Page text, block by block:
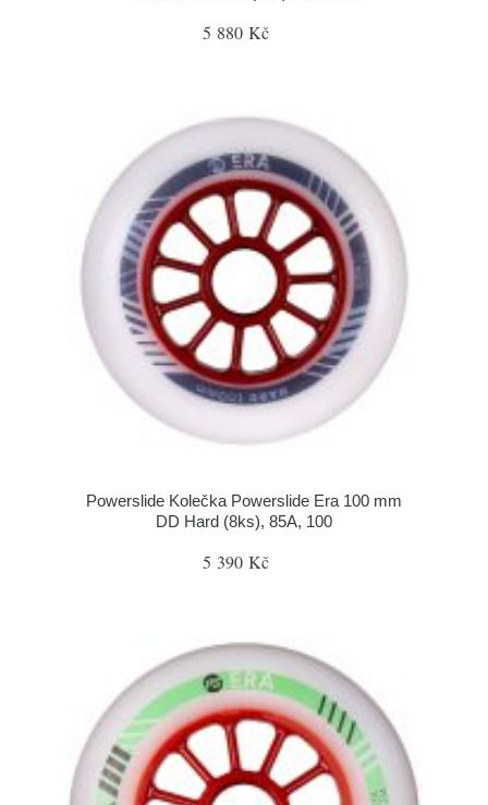
5 880 Kč
Powerslide Kolečka Powerslide Era 100 mm
DD Hard (8ks), 85A, 100
5 390 Kč